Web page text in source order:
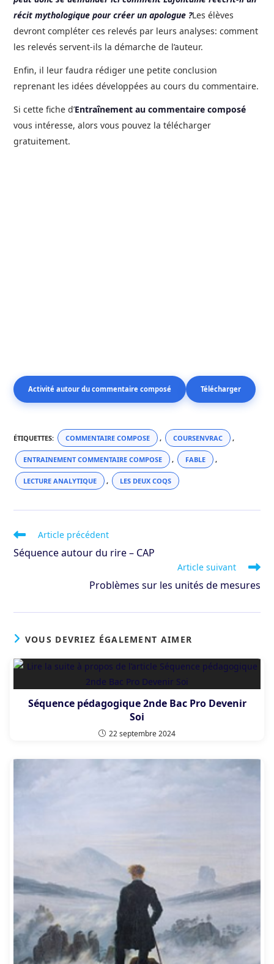
récit mythologique pour créer un apologue ?Les élèves
devront compléter ces relevés par leurs analyses: comment
les relevés servent-ils la démarche de l’auteur.
Enfin, il leur faudra rédiger une petite conclusion
reprenant les idées développées au cours du commentaire.
Si cette fiche d’Entraînement au commentaire composé
vous intéresse, alors vous pouvez la télécharger
gratuitement.
Activité autour du commentaire composé Télécharger
ÉTIQUETTES: COMMENTAIRE COMPOSE , COURSENVRAC ,
ENTRAINEMENT COMMENTAIRE COMPOSE , FABLE ,
LECTURE ANALYTIQUE , LES DEUX COQS
Read
more
articles
Article précédent
Séquence autour du rire – CAP
Article suivant
Problèmes sur les unités de mesures
VOUS DEVRIEZ ÉGALEMENT AIMER
Séquence pédagogique 2nde Bac Pro Devenir
Soi
22 septembre 2024